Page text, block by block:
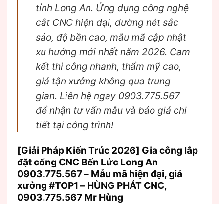
tỉnh Long An. Ứng dụng công nghệ
cắt CNC hiện đại, đường nét sắc
sảo, độ bền cao, mẫu mã cập nhật
xu hướng mới nhất năm 2026. Cam
kết thi công nhanh, thẩm mỹ cao,
giá tận xưởng không qua trung
gian. Liên hệ ngay 0903.775.567
để nhận tư vấn mẫu và báo giá chi
tiết tại công trình!
[Giải Pháp Kiến Trúc 2026] Gia công lắp
đặt cổng CNC Bến Lức Long An
0903.775.567 – Mẫu mã hiện đại, giá
xưởng #TOP1 – HÙNG PHÁT CNC,
0903.775.567 Mr Hùng